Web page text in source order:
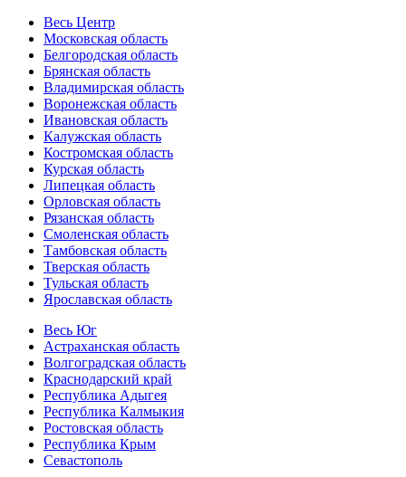
Весь Центр
Московская область
Белгородская область
Брянская область
Владимирская область
Воронежская область
Ивановская область
Калужская область
Костромская область
Курская область
Липецкая область
Орловская область
Рязанская область
Смоленская область
Тамбовская область
Тверская область
Тульская область
Ярославская область
Весь Юг
Астраханская область
Волгоградская область
Краснодарский край
Республика Адыгея
Республика Калмыкия
Ростовская область
Республика Крым
Севастополь